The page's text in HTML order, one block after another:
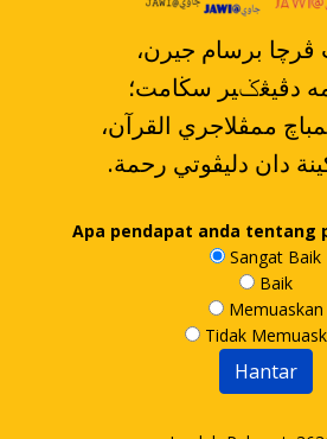
ڤرچا برسام جيرن
دڤيڠݢير سڬامت؛
ممڤلاجري القرآن
دان دليڤوتي رحمة
Apa pendapat anda tentang
Sangat Baik
Baik
Memuaskan
Tidak